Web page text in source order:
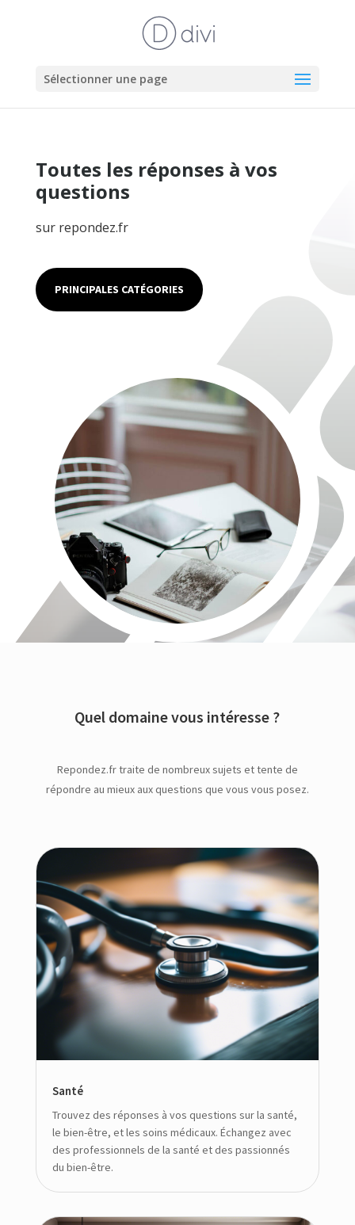
Sélectionner une page
Toutes les réponses à vos
questions
sur repondez.fr
PRINCIPALES CATÉGORIES
Quel domaine vous intéresse ?
Repondez.fr traite de nombreux sujets et tente de
répondre au mieux aux questions que vous vous posez.
Santé
Trouvez des réponses à vos questions sur la santé,
le bien-être, et les soins médicaux. Échangez avec
des professionnels de la santé et des passionnés
du bien-être.